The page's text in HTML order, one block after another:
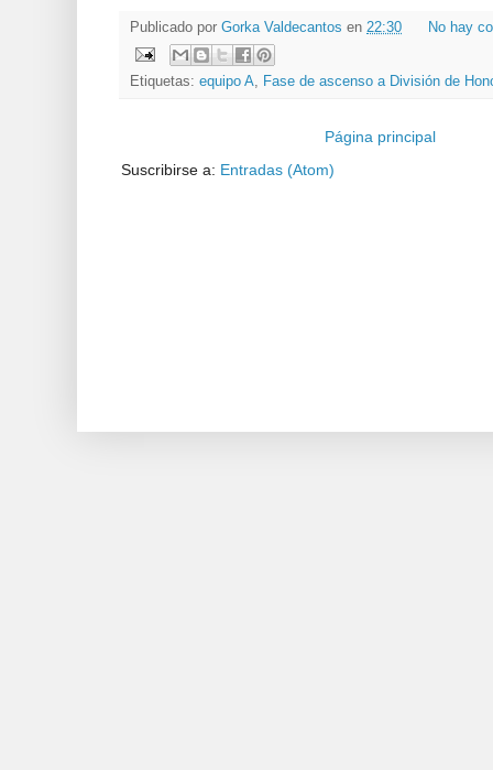
Publicado por Gorka Valdecantos en 22:30 No hay
Etiquetas: equipo A, Fase de ascenso a División de
Página principal
Suscribirse a: Entradas (Atom)